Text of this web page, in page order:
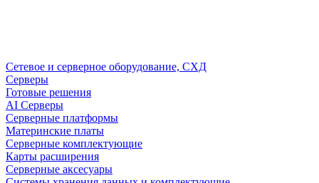
Сетевое и серверное оборудование, СХД
Cерверы
Готовые решения
AI Серверы
Серверные платформы
Материнские платы
Серверные комплектующие
Карты расширения
Серверные аксесуары